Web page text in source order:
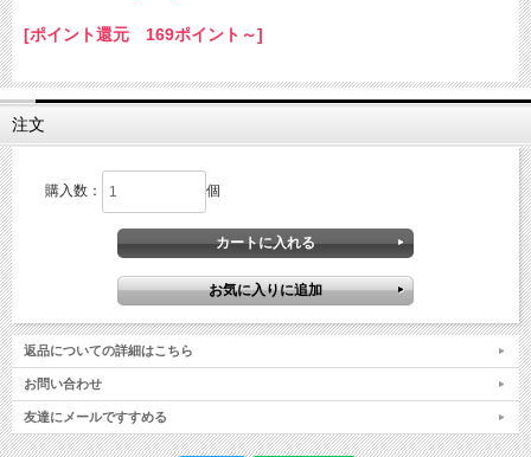
[ポイント還元 169ポイント～]
注文
購入数： 個
返品についての詳細はこちら
お問い合わせ
友達にメールですすめる